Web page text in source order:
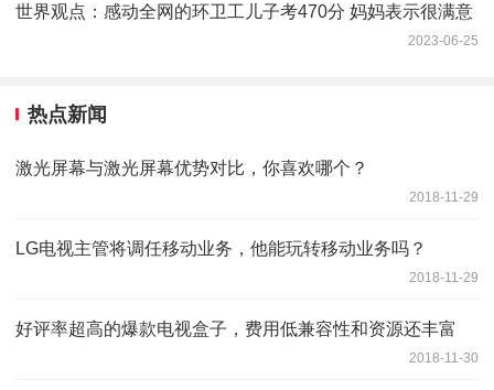
世界观点：感动全网的环卫工儿子考470分 妈妈表示很满意
2023-06-25
热点新闻
激光屏幕与激光屏幕优势对比，你喜欢哪个？
2018-11-29
LG电视主管将调任移动业务，他能玩转移动业务吗？
2018-11-29
好评率超高的爆款电视盒子，费用低兼容性和资源还丰富
2018-11-30